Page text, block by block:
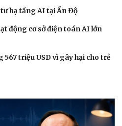
hạ tầng AI tại Ấn Độ
động cơ sở điện toán AI lớn
triệu USD vì gây hại cho trẻ